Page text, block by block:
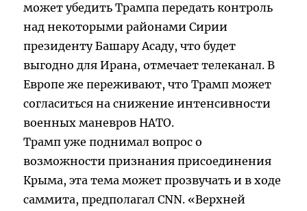
может убедить Трампа передать контроль
над некоторыми районами Сирии
президенту Башару Асаду, что будет
выгодно для Ирана, отмечает телеканал. В
Европе же переживают, что Трамп может
согласиться на снижение интенсивности
военных маневров НАТО.
Трамп уже поднимал вопрос о
возможности признания присоединения
Крыма, эта тема может прозвучать и в ходе
саммита, предполагал CNN. «Верхней